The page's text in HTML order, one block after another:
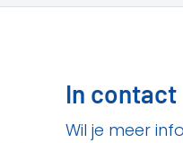
In contact
Wil je meer